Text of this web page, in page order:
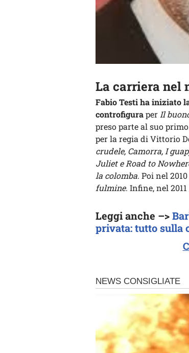
La carriera nel
Fabio Testiha iniziato
controfiguraper Il
preso parte al suo
per la regia di Vittorio
crudele, Camorra, I
Juliet e Road to
la colomba. Poi nel
fulmine. Infine, nel
Leggi anche –>
privata: tutto sulla